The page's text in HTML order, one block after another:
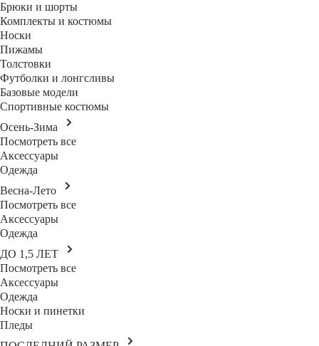
Брюки и шорты
Комплекты и костюмы
Носки
Пижамы
Толстовки
Футболки и лонгсливы
Базовые модели
Спортивные костюмы
Осень-Зима
Посмотреть все
Аксессуары
Одежда
Весна-Лето
Посмотреть все
Аксессуары
Одежда
ДО 1,5 ЛЕТ
Посмотреть все
Аксессуары
Одежда
Носки и пинетки
Пледы